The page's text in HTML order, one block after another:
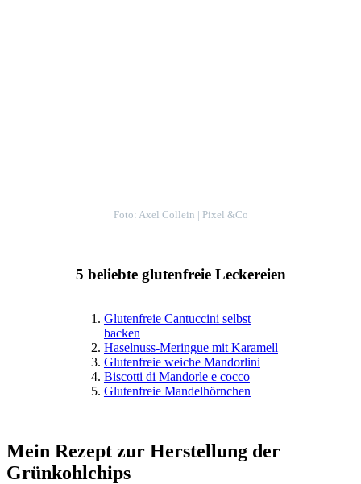
Foto: Axel Collein | Pixel &Co
5 beliebte glutenfreie Leckereien
Glutenfreie Cantuccini selbst
backen
Haselnuss-Meringue mit Karamell
Glutenfreie weiche Mandorlini
Biscotti di Mandorle e cocco
Glutenfreie Mandelhörnchen
Mein Rezept zur Herstellung der
Grünkohlchips